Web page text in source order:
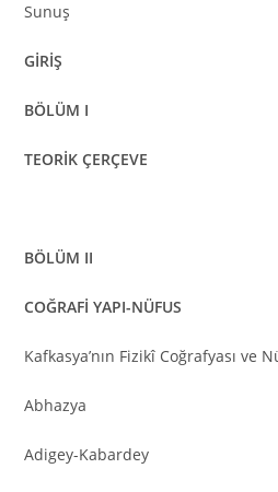
Sunuş
GİRİŞ
BÖLÜM I
TEORİK ÇERÇEVE
BÖLÜM II
COĞRAFİ YAPI-NÜFUS
Kafkasya’nın Fizikî Coğrafyası ve
Abhazya
Adigey-Kabardey